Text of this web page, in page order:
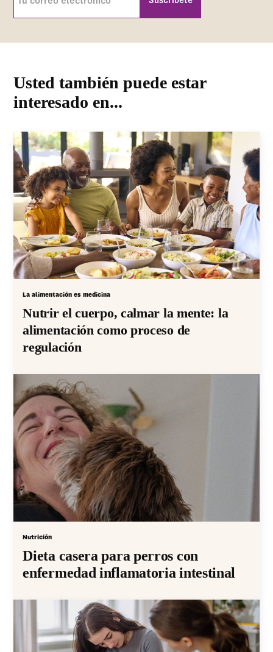
Usted también puede estar
interesado en...
La alimentación es medicina
Nutrir el cuerpo, calmar la mente: la
alimentación como proceso de
regulación
Nutrición
Dieta casera para perros con
enfermedad inflamatoria intestinal